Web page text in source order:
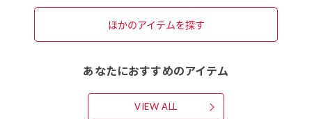
ほかのアイテムを探す
あなたにおすすめのアイテム
VIEW ALL